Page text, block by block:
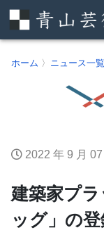
ホーム 〉 ニュース一覧
2022 年 9 月 07
建築家プ
ッグ」の